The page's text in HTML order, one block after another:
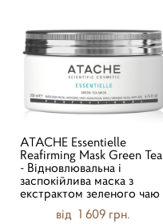
ATACHE Essentielle
Reafirming Mask Green Tea
- Відновлювальна і
заспокійлива маска з
екстрактом зеленого чаю
від 1 609 грн.